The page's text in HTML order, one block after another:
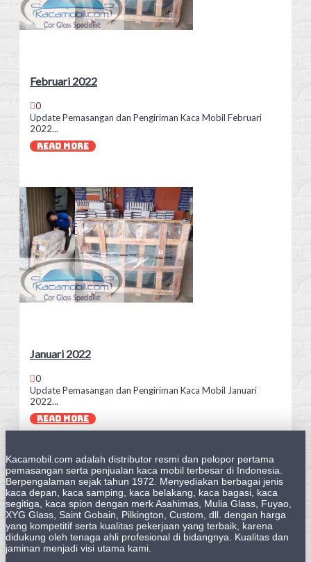
Februari 2022
0
Update Pemasangan dan Pengiriman Kaca Mobil Februari
2022...
READ MORE
Januari 2022
0
Update Pemasangan dan Pengiriman Kaca Mobil Januari
2022...
READ MORE
Kacamobil.com adalah distributor resmi dan pelopor pertama
pemasangan serta penjualan kaca mobil terbesar di Indonesia.
Berpengalaman sejak tahun 1972. Menyediakan berbagai jenis
kaca depan, kaca samping, kaca belakang, kaca bagasi, kaca
segitiga, kaca spion dengan merk Asahimas, Mulia Glass, Fuyao,
XYG Glass, Saint Gobain, Pilkington, Custom, dll. dengan harga
yang kompetitif serta kualitas pekerjaan yang terbaik, karena
didukung oleh tenaga ahli profesional di bidangnya. Kualitas dan
jaminan menjadi visi utama kami.